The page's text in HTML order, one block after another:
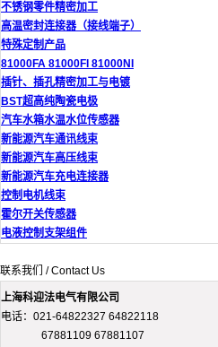
不锈钢零件精密加工
高温密封连接器（接线端子）
特殊定制产品
81000FA 81000FI 81000NI
插针、插孔精密加工与电镀
BST超高纯陶瓷电极
汽车水箱水温水位传感器
新能源汽车通讯线束
新能源汽车高压线束
新能源汽车充电连接器
控制电机线束
霍尔开关传感器
电液控制支架组件
联系我们 / Contact Us
上海科迎法电气有限公司
电话：021-64822327 64822118
67881109 67881107